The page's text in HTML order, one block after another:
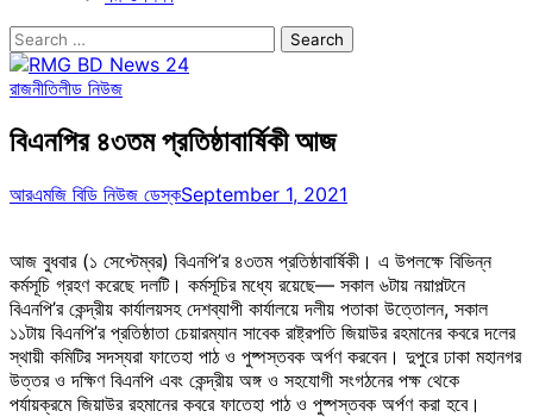
Search
for:
রাজনীতিলীড নিউজ
বিএনপির ৪৩তম প্রতিষ্ঠাবার্ষিকী আজ
আরএমজি বিডি নিউজ ডেস্কSeptember 1, 2021
আজ বুধবার (১ সেপ্টেম্বর) বিএনপি’র ৪৩তম প্রতিষ্ঠাবার্ষিকী। এ উপলক্ষে বিভিন্ন
কর্মসূচি গ্রহণ করেছে দলটি। কর্মসূচির মধ্যে রয়েছে— সকাল ৬টায় নয়াপল্টনে
বিএনপি’র কেন্দ্রীয় কার্যালয়সহ দেশব্যাপী কার্যালয়ে দলীয় পতাকা উত্তোলন, সকাল
১১টায় বিএনপি’র প্রতিষ্ঠাতা চেয়ারম্যান সাবেক রাষ্ট্রপতি জিয়াউর রহমানের কবরে দলের
স্থায়ী কমিটির সদস্যরা ফাতেহা পাঠ ও পুষ্পস্তবক অর্পণ করবেন। দুপুরে ঢাকা মহানগর
উত্তর ও দক্ষিণ বিএনপি এবং কেন্দ্রীয় অঙ্গ ও সহযোগী সংগঠনের পক্ষ থেকে
পর্যায়ক্রমে জিয়াউর রহমানের কবরে ফাতেহা পাঠ ও পুষ্পস্তবক অর্পণ করা হবে।